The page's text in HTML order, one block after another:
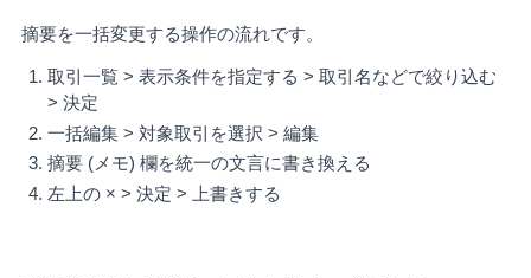
摘要を一括変更する操作の流れです。
取引一覧 > 表示条件を指定する > 取引名などで絞り込む
> 決定
一括編集 > 対象取引を選択 > 編集
摘要 (メモ) 欄を統一の文言に書き換える
左上の × > 決定 > 上書きする